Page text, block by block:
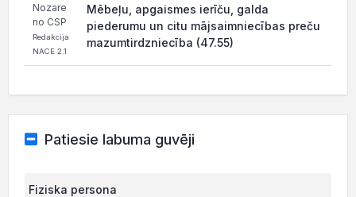
Nozare
no CSP
Redakcija
NACE 2.1
Mēbeļu, apgaismes ierīču, galda
piederumu un citu mājsaimniecības preču
mazumtirdzniecība (47.55)
Patiesie labuma guvēji
Fiziska persona